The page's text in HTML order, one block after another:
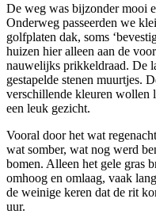
De weg was bijzonder mooi
Onderweg passeerden we
golfplaten dak, soms
huizen hier alleen aan de
nauwelijks prikkeldraad. De
gestapelde stenen muurtjes.
verschillende kleuren wollen
een leuk gezicht.
Vooral door het wat
wat somber, wat nog werd
bomen. Alleen het gele gras
omhoog en omlaag, vaak
de weinige keren dat de rit
uur.